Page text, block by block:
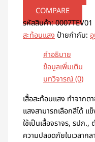
COMPARE
รหัสสินค้า:0007TEV01
สะท้อนแสง ป้ายกำกับ:
คำอธิบาย
ข้อมูลเพิ่มเติม
บทวิจารณ์ (0)
เสื้อสะท้อนแสง ทำจาก
แสงสามารถเลือกสีได้ แ
ใช้เป็นเสื้อจราจร, รปภ.,
ความปลอดภัยในเวลาก